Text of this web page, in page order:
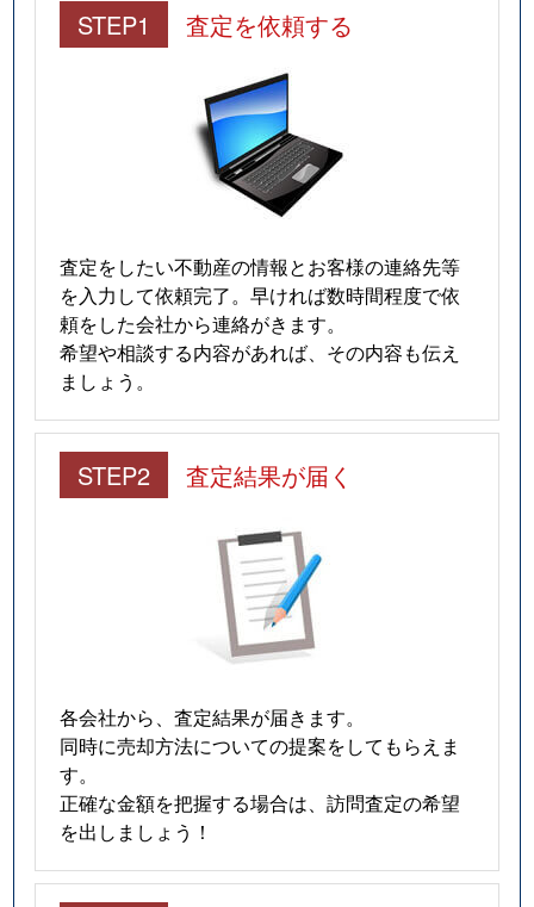
STEP1 査定を依頼する
査定をしたい不動産の情報とお客様の連絡先等
を入力して依頼完了。早ければ数時間程度で依
頼をした会社から連絡がきます。
希望や相談する内容があれば、その内容も伝え
ましょう。
STEP2 査定結果が届く
各会社から、査定結果が届きます。
同時に売却方法についての提案をしてもらえま
す。
正確な金額を把握する場合は、訪問査定の希望
を出しましょう！